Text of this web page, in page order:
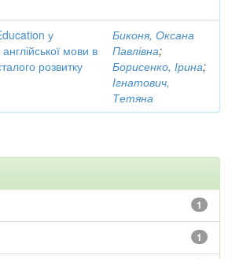
у
англійської мови в
розвитку
Биконя, Оксана
Павлівна;
Борисенко, Ірина;
Ігнатович,
Тетяна
1
1